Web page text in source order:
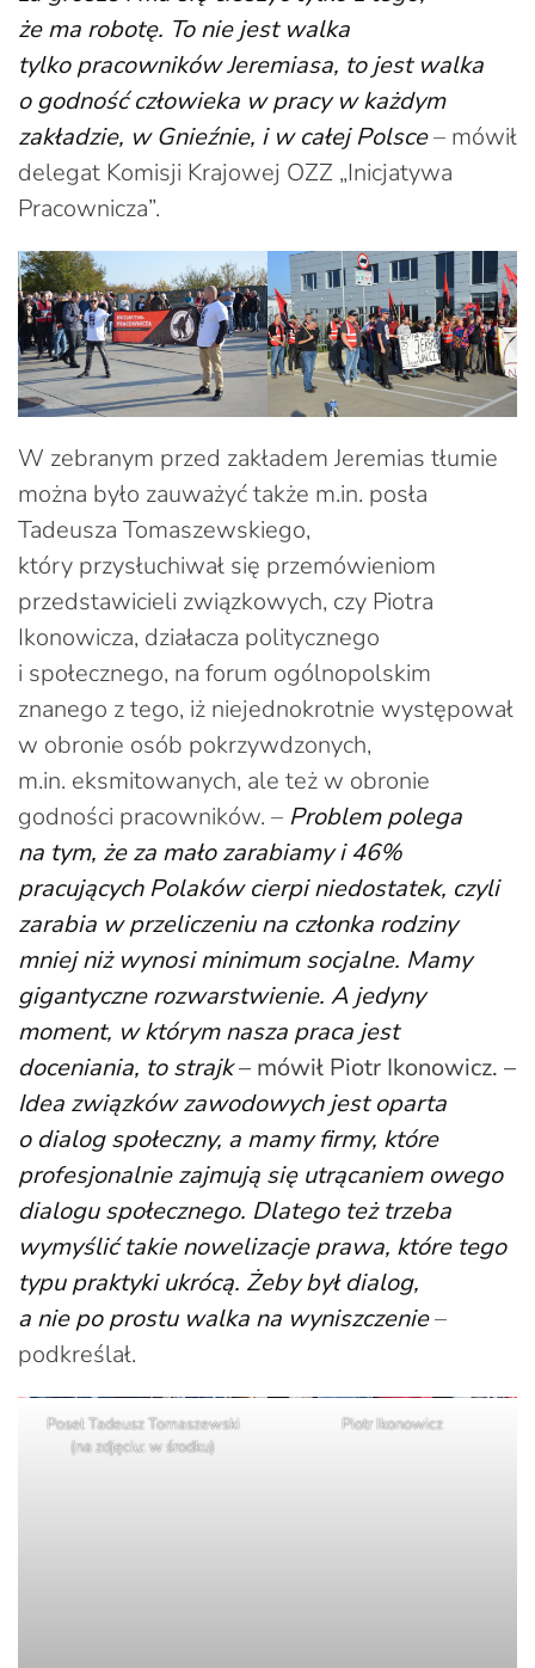
że ma robotę. To nie jest walka
tylko pracowników Jeremiasa, to jest walka
o godność człowieka w pracy w każdym
zakładzie, w Gnieźnie, i w całej Polsce– mówił
delegat Komisji Krajowej OZZ „Inicjatywa
Pracownicza”.
W zebranym przed zakładem Jeremias tłumie
można było zauważyć także m.in. posła
Tadeusza Tomaszewskiego,
który przysłuchiwał się przemówieniom
przedstawicieli związkowych, czy Piotra
Ikonowicza, działacza politycznego
i społecznego, na forum ogólnopolskim
znanego z tego, iż niejednokrotnie występował
w obronie osób pokrzywdzonych,
m.in. eksmitowanych, ale też w obronie
godności pracowników. – Problem polega
na tym, że za mało zarabiamy i 46%
pracujących Polaków cierpi niedostatek, czyli
zarabia w przeliczeniu na członka rodziny
mniej niż wynosi minimum socjalne. Mamy
gigantyczne rozwarstwienie. A jedyny
moment, w którym nasza praca jest
doceniania, to strajk– mówił Piotr Ikonowicz. –
Idea związków zawodowych jest oparta
o dialog społeczny, a mamy firmy, które
profesjonalnie zajmują się utrącaniem owego
dialogu społecznego. Dlatego też trzeba
wymyślić takie nowelizacje prawa, które tego
typu praktyki ukrócą. Żeby był dialog,
a nie po prostu walka na wyniszczenie–
podkreślał.
Poseł Tadeusz Tomaszewski
(na zdjęciu: w środku)
Piotr Ikonowicz